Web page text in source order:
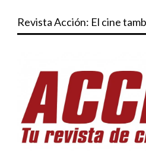
Revista Acción: El cine